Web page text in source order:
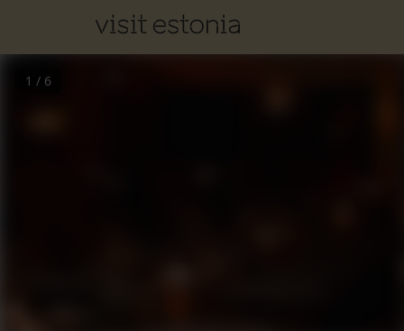
1 / 6